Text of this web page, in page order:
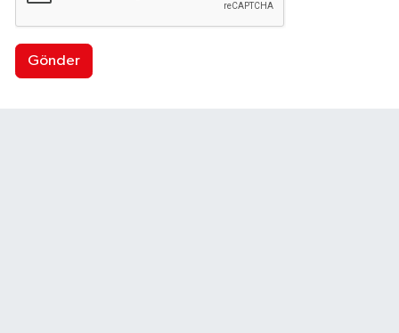
Gönder